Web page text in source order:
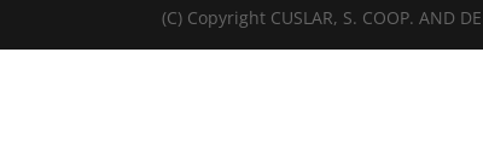
(C) Copyright CUSLAR, S. COOP. AND